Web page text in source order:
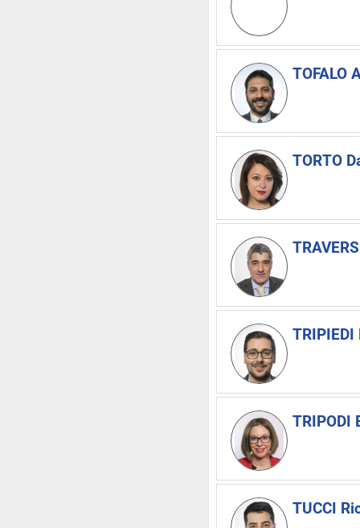
TOFALO
TORTO
TRIPIEDI
TRIPODI
TUCCI